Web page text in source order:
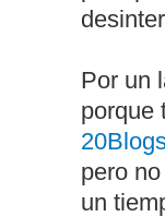
Por un
porque
pero
un